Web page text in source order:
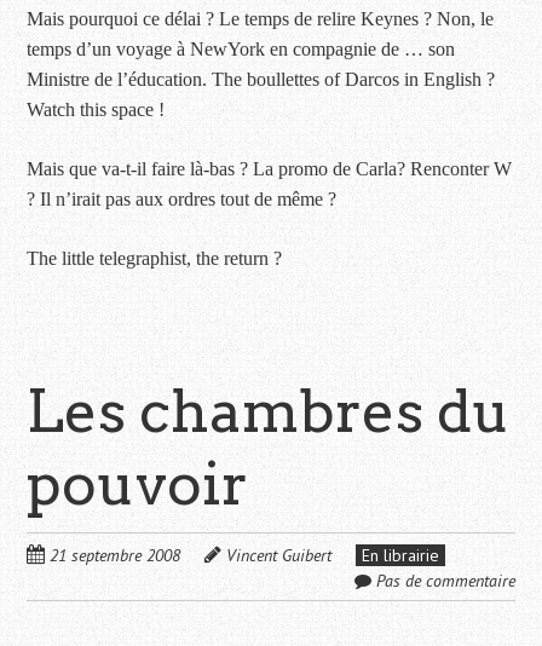
Mais pourquoi ce délai ? Le temps de relire Keynes ? Non, le
temps d’un voyage à NewYork en compagnie de … son
Ministre de l’éducation. The boullettes of Darcos in English ?
Watch this space !
Mais que va-t-il faire là-bas ? La promo de Carla? Renconter W
? Il n’irait pas aux ordres tout de même ?
The little telegraphist, the return ?
Les chambres du
pouvoir
21 septembre 2008 Vincent Guibert
En librairie
Pas de commentaire